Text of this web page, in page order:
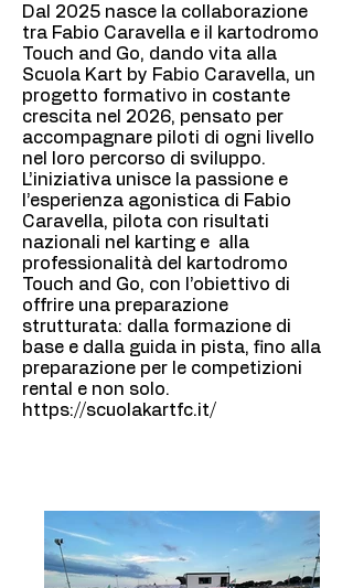
Dal 2025 nasce la collaborazione
tra Fabio Caravella e il kartodromo
Touch and Go, dando vita alla
Scuola Kart by Fabio Caravella, un
progetto formativo in costante
crescita nel 2026, pensato per
accompagnare piloti di ogni livello
nel loro percorso di sviluppo.
L’iniziativa unisce la passione e
l’esperienza agonistica di Fabio
Caravella, pilota con risultati
nazionali nel karting e alla
professionalità del kartodromo
Touch and Go, con l’obiettivo di
offrire una preparazione
strutturata: dalla formazione di
base e dalla guida in pista, fino alla
preparazione per le competizioni
rental e non solo.
https://scuolakartfc.it/